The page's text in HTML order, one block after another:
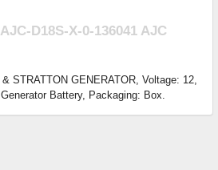
AJC-D18S-X-0-136041 AJC
STRATTON GENERATOR, Voltage: 12,
Battery, Packaging: Box.